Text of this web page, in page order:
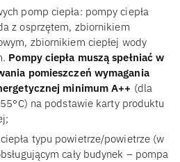
pomp ciepła: pompy ciepła
z osprzętem, zbiornikiem
zbiornikiem ciepłej wody
Pompy ciepła muszą spełniać w
pomieszczeń wymagania
minimum A++ (dla
na podstawie karty produktu
typu powietrze/powietrze (w
cały budynek – pompa